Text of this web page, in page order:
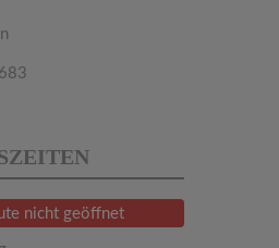
nicht geöffnet